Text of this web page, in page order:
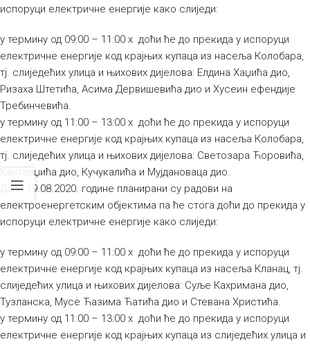
испоруци електричне енергије како слиједи:
у термину од 09:00 – 11:00 х доћи ће до прекида у испоруци
електричне енергије код крајњих купаца из насеља Колобара,
тј. слиједећих улица и њихових дијелова: Елдина Хаџића дио,
Ризаха Штетића, Асима Дервишевића дио и Хусеин ефендије
Требинчевића.
у термину од 11:00 – 13:00 х доћи ће до прекида у испоруци
електричне енергије код крајњих купаца из насеља Колобара,
тј. слиједећих улица и њихових дијелова: Светозара Ћоровића,
Кантарџића дио, Кучукалића и Мујдановаца дио.
Дана 19.08.2020. године планирани су радови на
електроенергетским објектима па ће стога доћи до прекида у
испоруци електричне енергије како слиједи:
у термину од 09:00 – 11:00 х доћи ће до прекида у испоруци
електричне енергије код крајњих купаца из насеља Кланац, тј.
слиједећих улица и њихових дијелова: Суље Кахримана дио,
Тузланска, Мусе Ћазима Ћатића дио и Стевана Христића.
у термину од 11:00 – 13:00 х доћи ће до прекида у испоруци
електричне енергије код крајњих купаца из слиједећих улица и